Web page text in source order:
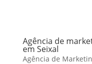
Agência de
em Seixal
Agência de